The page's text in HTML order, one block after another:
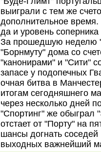
выиграли с тем же
дополнительное
да и уровень
За прошедшую неделю
"Борнмуту" дома со
"канонирами" и "Сити"
запасе у подопечных
очная битва в
итогам сегодняшнего
через несколько дней
"Спортинг" же обыграл
отстает от "Порту" на
шансы догнать
выходных важнейший